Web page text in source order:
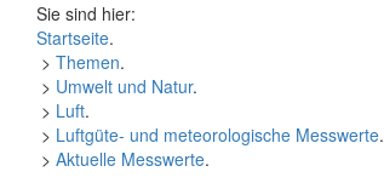
Sie sind hier:
Startseite.
> Themen.
> Umwelt und Natur.
> Luft.
> Luftgüte- und meteorologische Messwerte.
> Aktuelle Messwerte.